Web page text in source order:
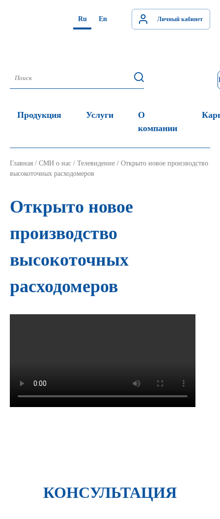
Ru En Личный кабинет
Продукция Услуги
О
компании
Главная / СМИ о нас / Телевидение / Открыто новое производство
высокоточных расходомеров
Открыто новое
производство
высокоточных
расходомеров
КОНСУЛЬТАЦИЯ